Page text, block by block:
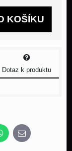
KOŠÍKU
Dotaz k produktu
E-
mail